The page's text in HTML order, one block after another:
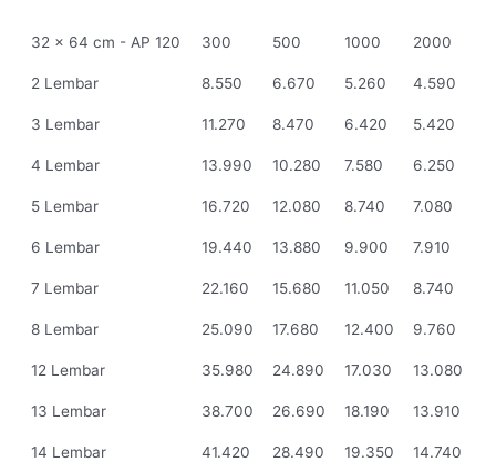
32 x 64 cm - AP 120 300 500 1000 2000
2 Lembar 8.550 6.670 5.260 4.590
3 Lembar 11.270 8.470 6.420 5.420
4 Lembar 13.990 10.280 7.580 6.250
5 Lembar 16.720 12.080 8.740 7.080
6 Lembar 19.440 13.880 9.900 7.910
7 Lembar 22.160 15.680 11.050 8.740
8 Lembar 25.090 17.680 12.400 9.760
12 Lembar 35.980 24.890 17.030 13.080
13 Lembar 38.700 26.690 18.190 13.910
14 Lembar 41.420 28.490 19.350 14.740